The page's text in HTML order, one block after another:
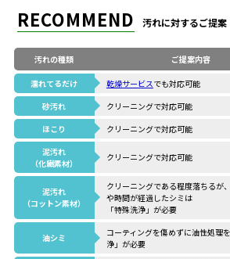
RECOMMEND 汚れに対するご提案
汚れの種類 ご提案内容
濡れてるだけ 乾燥サービス でも対応可能
砂汚れ
クリーニングで対応可能
ほこり
クリーニングで対応可能
泥汚れ
（化繊素材）
クリーニングで対応可能
泥汚れ
（コットン素材）
クリーニングである程度落ちるが
や時間が経過したシミは
「特殊洗浄」が必要
油シミ
コーティングを傷めずに油性処理
浄」が必要